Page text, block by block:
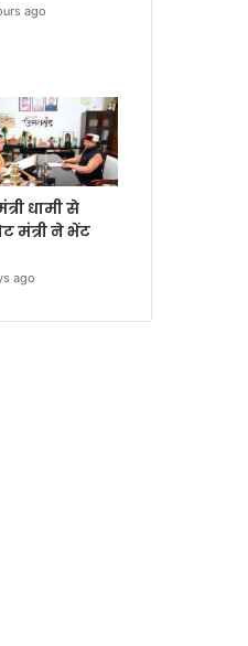
ago
धामी से
मंत्री ने भेंट
ago